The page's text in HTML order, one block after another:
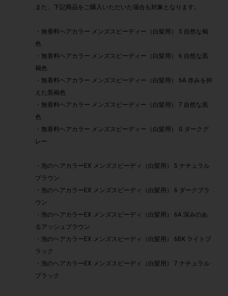
また、下記商品をご購入いただいた場合も対象となります。
・無香料ヘアカラー メンズスピーディー（白髪用） 5 自然な褐
色
・無香料ヘアカラー メンズスピーディー（白髪用） 6 自然な黒
褐色
・無香料ヘアカラー メンズスピーディー（白髪用） 6A 赤みを抑
えた黒褐色
・無香料ヘアカラー メンズスピーディー（白髪用） 7 自然な黒
色
・無香料ヘアカラー メンズスピーディー（白髪用） G ダークグ
レー
・泡のヘアカラーEX メンズスピーディ（白髪用） 5 ナチュラル
ブラウン
・泡のヘアカラーEX メンズスピーディ（白髪用） 6 ダークブラ
ウン
・泡のヘアカラーEX メンズスピーディ（白髪用） 6A 深みのあ
るアッシュブラウン
・泡のヘアカラーEX メンズスピーディ（白髪用） 6BK ライトブ
ラック
・泡のヘアカラーEX メンズスピーディ（白髪用） 7 ナチュラル
ブラック